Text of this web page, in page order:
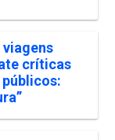
críticas